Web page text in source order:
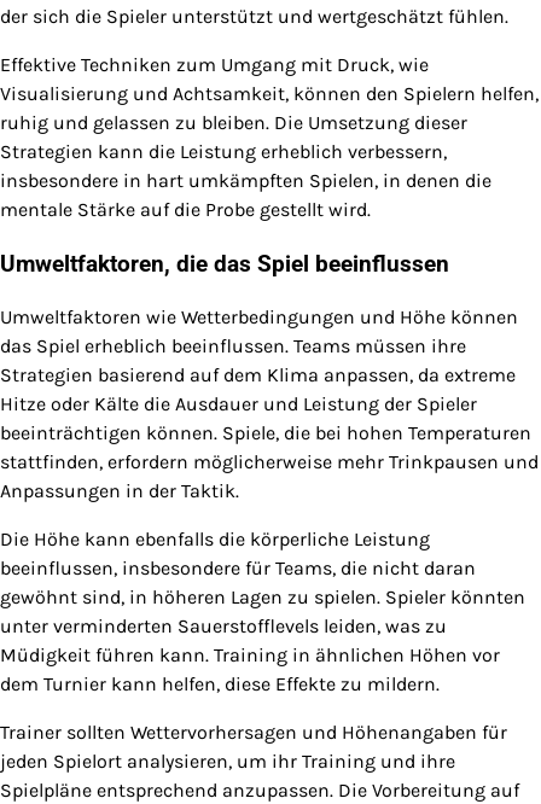
der sich die Spieler unterstützt und wertgeschätzt fühlen.
Effektive Techniken zum Umgang mit Druck, wie
Visualisierung und Achtsamkeit, können den Spielern helfen,
ruhig und gelassen zu bleiben. Die Umsetzung dieser
Strategien kann die Leistung erheblich verbessern,
insbesondere in hart umkämpften Spielen, in denen die
mentale Stärke auf die Probe gestellt wird.
Umweltfaktoren, die das Spiel beeinflussen
Umweltfaktoren wie Wetterbedingungen und Höhe können
das Spiel erheblich beeinflussen. Teams müssen ihre
Strategien basierend auf dem Klima anpassen, da extreme
Hitze oder Kälte die Ausdauer und Leistung der Spieler
beeinträchtigen können. Spiele, die bei hohen Temperaturen
stattfinden, erfordern möglicherweise mehr Trinkpausen und
Anpassungen in der Taktik.
Die Höhe kann ebenfalls die körperliche Leistung
beeinflussen, insbesondere für Teams, die nicht daran
gewöhnt sind, in höheren Lagen zu spielen. Spieler könnten
unter verminderten Sauerstofflevels leiden, was zu
Müdigkeit führen kann. Training in ähnlichen Höhen vor
dem Turnier kann helfen, diese Effekte zu mildern.
Trainer sollten Wettervorhersagen und Höhenangaben für
jeden Spielort analysieren, um ihr Training und ihre
Spielpläne entsprechend anzupassen. Die Vorbereitung auf